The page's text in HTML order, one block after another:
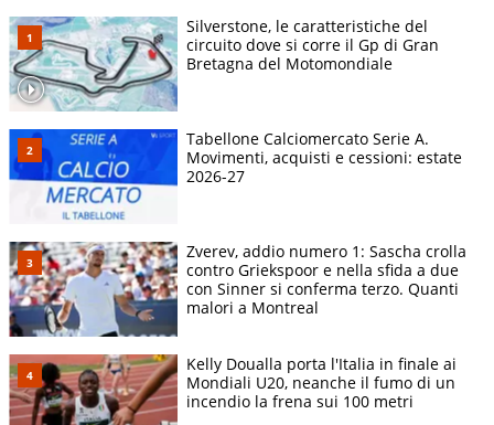
Silverstone, le caratteristiche del
circuito dove si corre il Gp di Gran
Bretagna del Motomondiale
Tabellone Calciomercato Serie A.
Movimenti, acquisti e cessioni: estate
2026-27
Zverev, addio numero 1: Sascha crolla
contro Griekspoor e nella sfida a due
con Sinner si conferma terzo. Quanti
malori a Montreal
Kelly Doualla porta l'Italia in finale ai
Mondiali U20, neanche il fumo di un
incendio la frena sui 100 metri